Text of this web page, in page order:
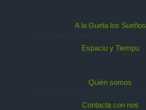
A la Gueta los Sueños
Espaciu y Tiempu
Quién somos
Contacta con nos